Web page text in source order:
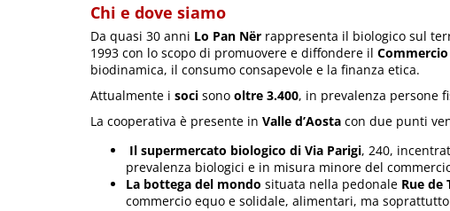
Chi e dove siamo
Da quasi 30 anni Lo Pan Nër rappresenta il biologico sul
1993 con lo scopo di promuovere e diffondere il
biodinamica, il consumo consapevole e la finanza etica.
Attualmente i soci sono oltre 3.400, in prevalenza persone
La cooperativa è presente in Valle d’Aosta con due punti
Il supermercato biologico di Via Parigi, 240,
prevalenza biologici e in misura minore del
La bottega del mondo situata nella pedonale Rue de
commercio equo e solidale, alimentari, ma